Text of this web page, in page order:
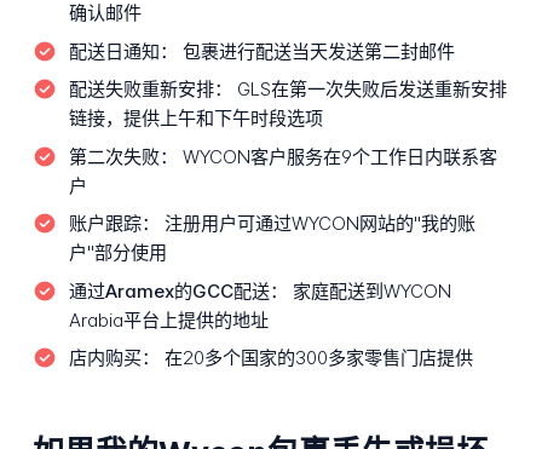
确认邮件
配送日通知：
包裹进行配送当天发送第二封邮件
配送失败重新安排：
GLS在第一次失败后发送重新安排
链接，提供上午和下午时段选项
第二次失败：
WYCON客户服务在9个工作日内联系客
户
账户跟踪：
注册用户可通过WYCON网站的"我的账
户"部分使用
通过Aramex的GCC配送：
家庭配送到WYCON
Arabia平台上提供的地址
店内购买：
在20多个国家的300多家零售门店提供